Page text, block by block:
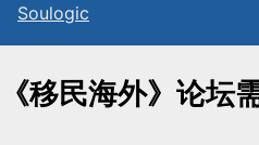
Soulogic
《移民海外》论坛